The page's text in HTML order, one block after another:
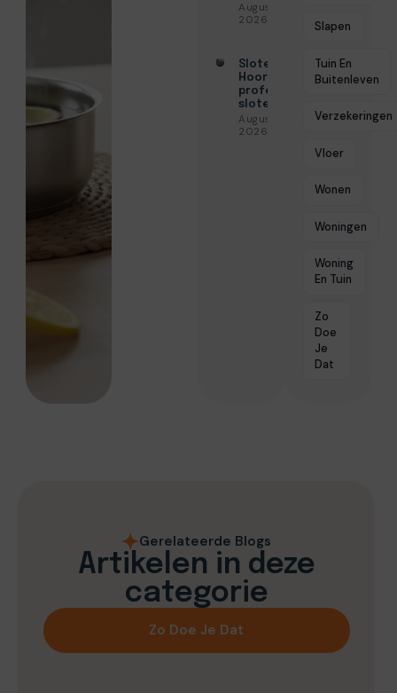
Augustus 3,
2026
Slotenmaker
Hoorn voor
professionele
slotenservice
Augustus 3,
2026
Slapen
Tuin En
Buitenleven
Verzekeringen
Vloer
Wonen
Woningen
Woning
En Tuin
Zo
Doe
Je
Dat
Gerelateerde Blogs
Artikelen in deze
categorie
Zo Doe Je Dat